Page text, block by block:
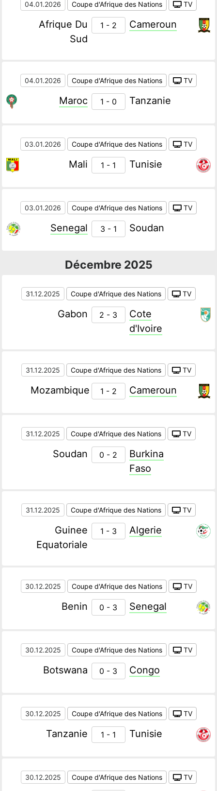
04.01.2026 Coupe d'Afrique des Nations TV
Afrique Du
Sud
1 - 2 Cameroun
04.01.2026 Coupe d'Afrique des Nations TV
Maroc 1 - 0 Tanzanie
03.01.2026 Coupe d'Afrique des Nations TV
Mali 1 - 1 Tunisie
03.01.2026 Coupe d'Afrique des Nations TV
Senegal 3 - 1 Soudan
Décembre 2025
31.12.2025 Coupe d'Afrique des Nations TV
Gabon 2 - 3
Cote
d'Ivoire
31.12.2025 Coupe d'Afrique des Nations TV
Mozambique 1 - 2 Cameroun
31.12.2025 Coupe d'Afrique des Nations TV
Soudan 0 - 2
Burkina
Faso
31.12.2025 Coupe d'Afrique des Nations TV
Guinee
Equatoriale
1 - 3 Algerie
30.12.2025 Coupe d'Afrique des Nations TV
Benin 0 - 3 Senegal
30.12.2025 Coupe d'Afrique des Nations TV
Botswana 0 - 3 Congo
30.12.2025 Coupe d'Afrique des Nations TV
Tanzanie 1 - 1 Tunisie
30.12.2025 Coupe d'Afrique des Nations TV